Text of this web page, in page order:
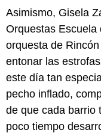
Asimismo, Gisela
Orquestas Escuela
orquesta de
entonar las
este día tan
pecho inflado,
de que cada barrio
poco tiempo